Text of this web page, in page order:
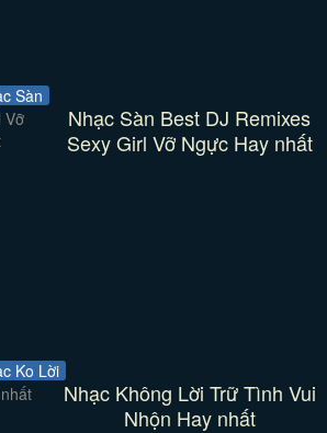
Sàn
Nhạc Sàn Best DJ Remixes
Sexy Girl Vỡ Ngực Hay nhất
Ko Lời
Nhạc Không Lời Trữ Tình Vui
Nhộn Hay nhất